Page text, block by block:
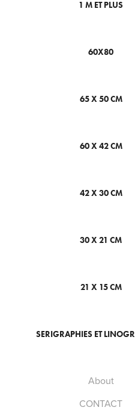
1 M ET PLUS
60X80
65 X 50 CM
60 X 42 CM
42 X 30 CM
30 X 21 CM
21 X 15 CM
SERIGRAPHIES ET
About
CONTACT